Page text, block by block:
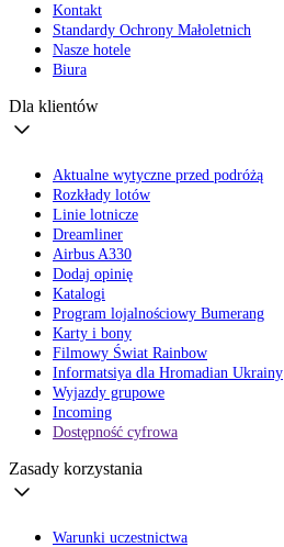
Kontakt
Standardy Ochrony Małoletnich
Nasze hotele
Biura
Dla klientów
Aktualne wytyczne przed podróżą
Rozkłady lotów
Linie lotnicze
Dreamliner
Airbus A330
Dodaj opinię
Katalogi
Program lojalnościowy Bumerang
Karty i bony
Filmowy Świat Rainbow
Informatsiya dla Hromadian Ukrainy
Wyjazdy grupowe
Incoming
Dostępność cyfrowa
Zasady korzystania
Warunki uczestnictwa